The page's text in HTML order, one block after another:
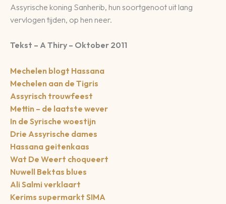
Assyrische koning Sanherib, hun soortgenoot uit lang
vervlogen tijden, op hen neer.
Tekst – A Thiry – Oktober 2011
Mechelen blogt Hassana
Mechelen aan de Tigris
Assyrisch trouwfeest
Mettin – de laatste wever
In de Syrische woestijn
Drie Assyrische dames
Hassana geitenkaas
Wat De Weert choqueert
Nuwell Bektas blues
Ali Salmi verklaart
Kerims supermarkt SIMA